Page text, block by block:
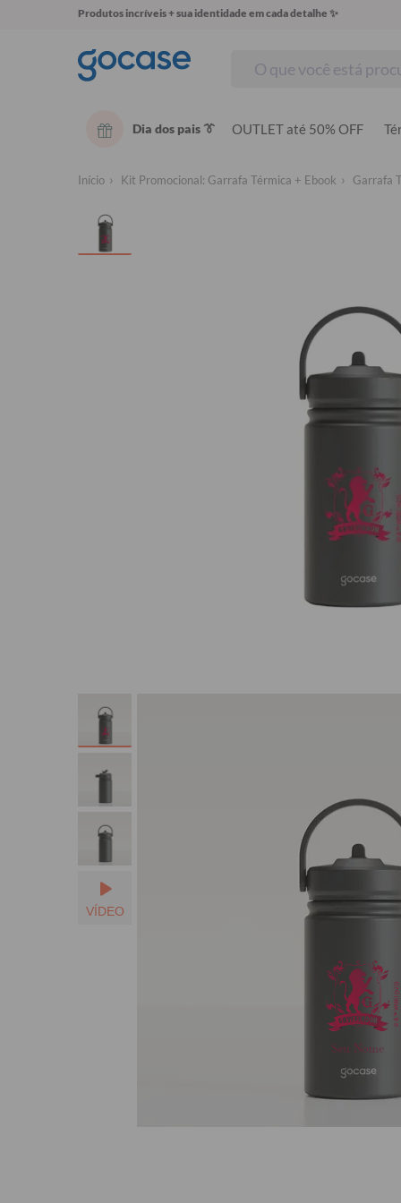
Produtos incríveis + sua identidade em cada detalhe ✨
Dia dos pais 👔 OUTLET até 50% OFF
Início Kit Promocional: Garrafa Térmica + Ebook Garrafa
VÍDEO
Seu Nome